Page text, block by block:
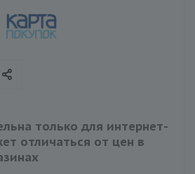
только для интернет-
отличаться от цен в